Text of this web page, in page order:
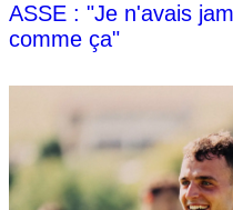
ASSE : "Je n'avais
comme ça"